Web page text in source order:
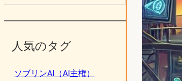
人気のタグ
ソブリンAI（AI主権）